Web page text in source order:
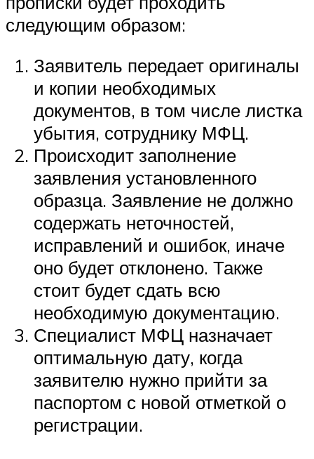
следующим образом:
Заявитель передает оригиналы
и копии необходимых
документов, в том числе листка
убытия, сотруднику МФЦ.
Происходит заполнение
заявления установленного
образца. Заявление не должно
содержать неточностей,
исправлений и ошибок, иначе
оно будет отклонено. Также
стоит будет сдать всю
необходимую документацию.
Специалист МФЦ назначает
оптимальную дату, когда
заявителю нужно прийти за
паспортом с новой отметкой о
регистрации.